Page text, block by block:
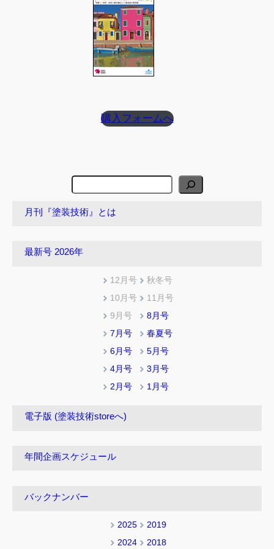
購入フォームへ
月刊『塗装技術』とは
最新号 2026年
12月号
10月号
9月号
7月号
6月号
4月号
2月号
秋冬号
11月号
8月号
春夏号
5月号
3月号
1月号
電子版 (塗装技術storeへ)
年間企画スケジュール
バックナンバー
2025
2024
2019
2018